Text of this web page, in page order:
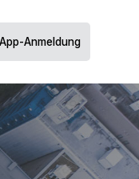
Anmeldung